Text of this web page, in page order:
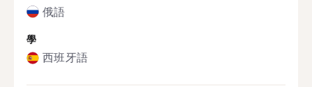
俄語
學
西班牙語